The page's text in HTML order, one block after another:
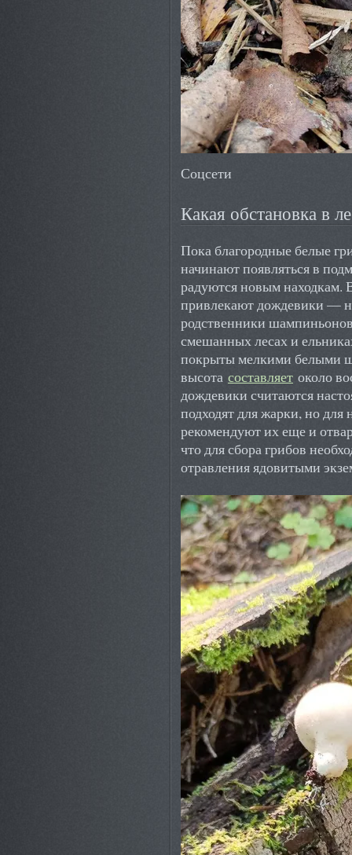
Соцсети
Какая обстановка в
Пока благородные белые
начинают появляться в
радуются новым находкам.
привлекают дождевики —
родственники
смешанных лесах и
покрыты мелкими белыми
высота составляет около
дождевики считаются
подходят для жарки, но
рекомендуют их еще и
что для сбора грибов
отравления ядовитыми